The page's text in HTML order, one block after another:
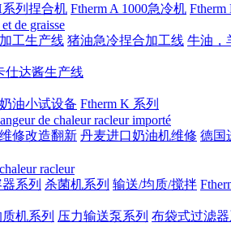
系列捏合机 Ftherm A 1000急冷机
de graisse
工生产线 猪油急冷捏合加工线 牛油，
仕达酱生产线
油小试设备 Ftherm K 系列
de chaleur racleur importé
修改造翻新 丹麦进口奶油机维修 德国
racleur
系列 杀菌机系列 输送/均质/搅拌
机系列 压力输送泵系列 布袋式过滤器